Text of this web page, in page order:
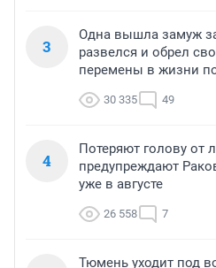
3
Одна вышла замуж
развелся и обрел
перемены в жизни
30 335 49
4
Потеряют голову от
предупреждают
уже в августе
26 558 7
Тюмень уходит под